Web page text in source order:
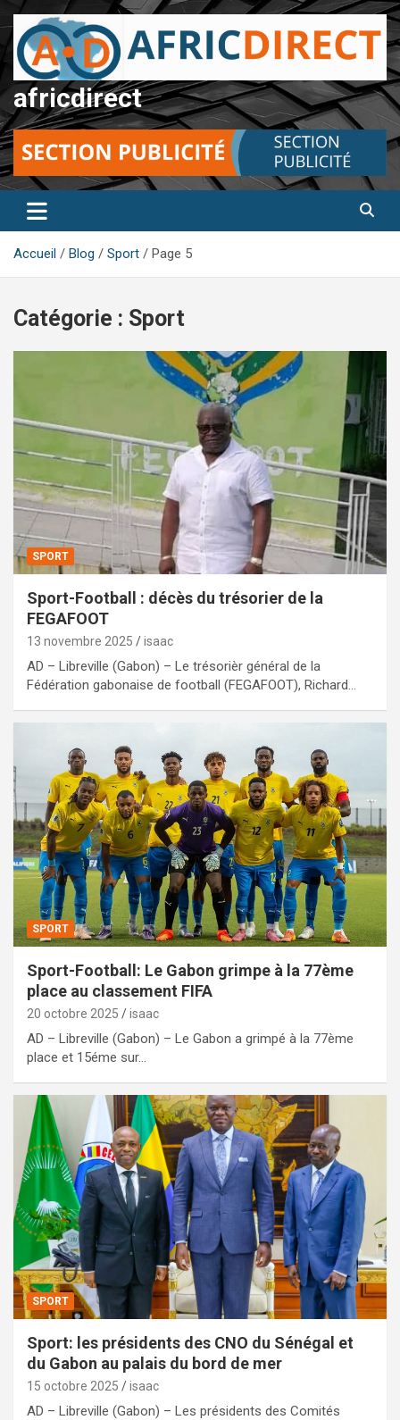
Aller
au
contenu
africdirect
Accueil Blog Sport Page 5
Catégorie : Sport
SPORT
Sport-Football : décès du trésorier de la
FEGAFOOT
13 novembre 2025 isaac
AD – Libreville (Gabon) – Le trésorièr général de la
Fédération gabonaise de football (FEGAFOOT), Richard…
SPORT
Sport-Football: Le Gabon grimpe à la 77ème
place au classement FIFA
20 octobre 2025 isaac
AD – Libreville (Gabon) – Le Gabon a grimpé à la 77ème
place et 15éme sur…
SPORT
Sport: les présidents des CNO du Sénégal et
du Gabon au palais du bord de mer
15 octobre 2025 isaac
AD – Libreville (Gabon) – Les présidents des Comités